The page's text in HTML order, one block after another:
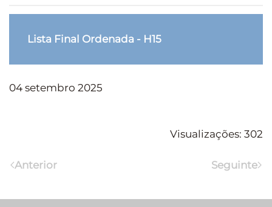
Lista Final Ordenada - H15
04 setembro 2025
Visualizações: 302
Anterior Seguinte